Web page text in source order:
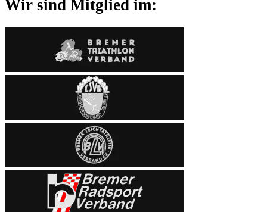
Wir sind Mitglied im: